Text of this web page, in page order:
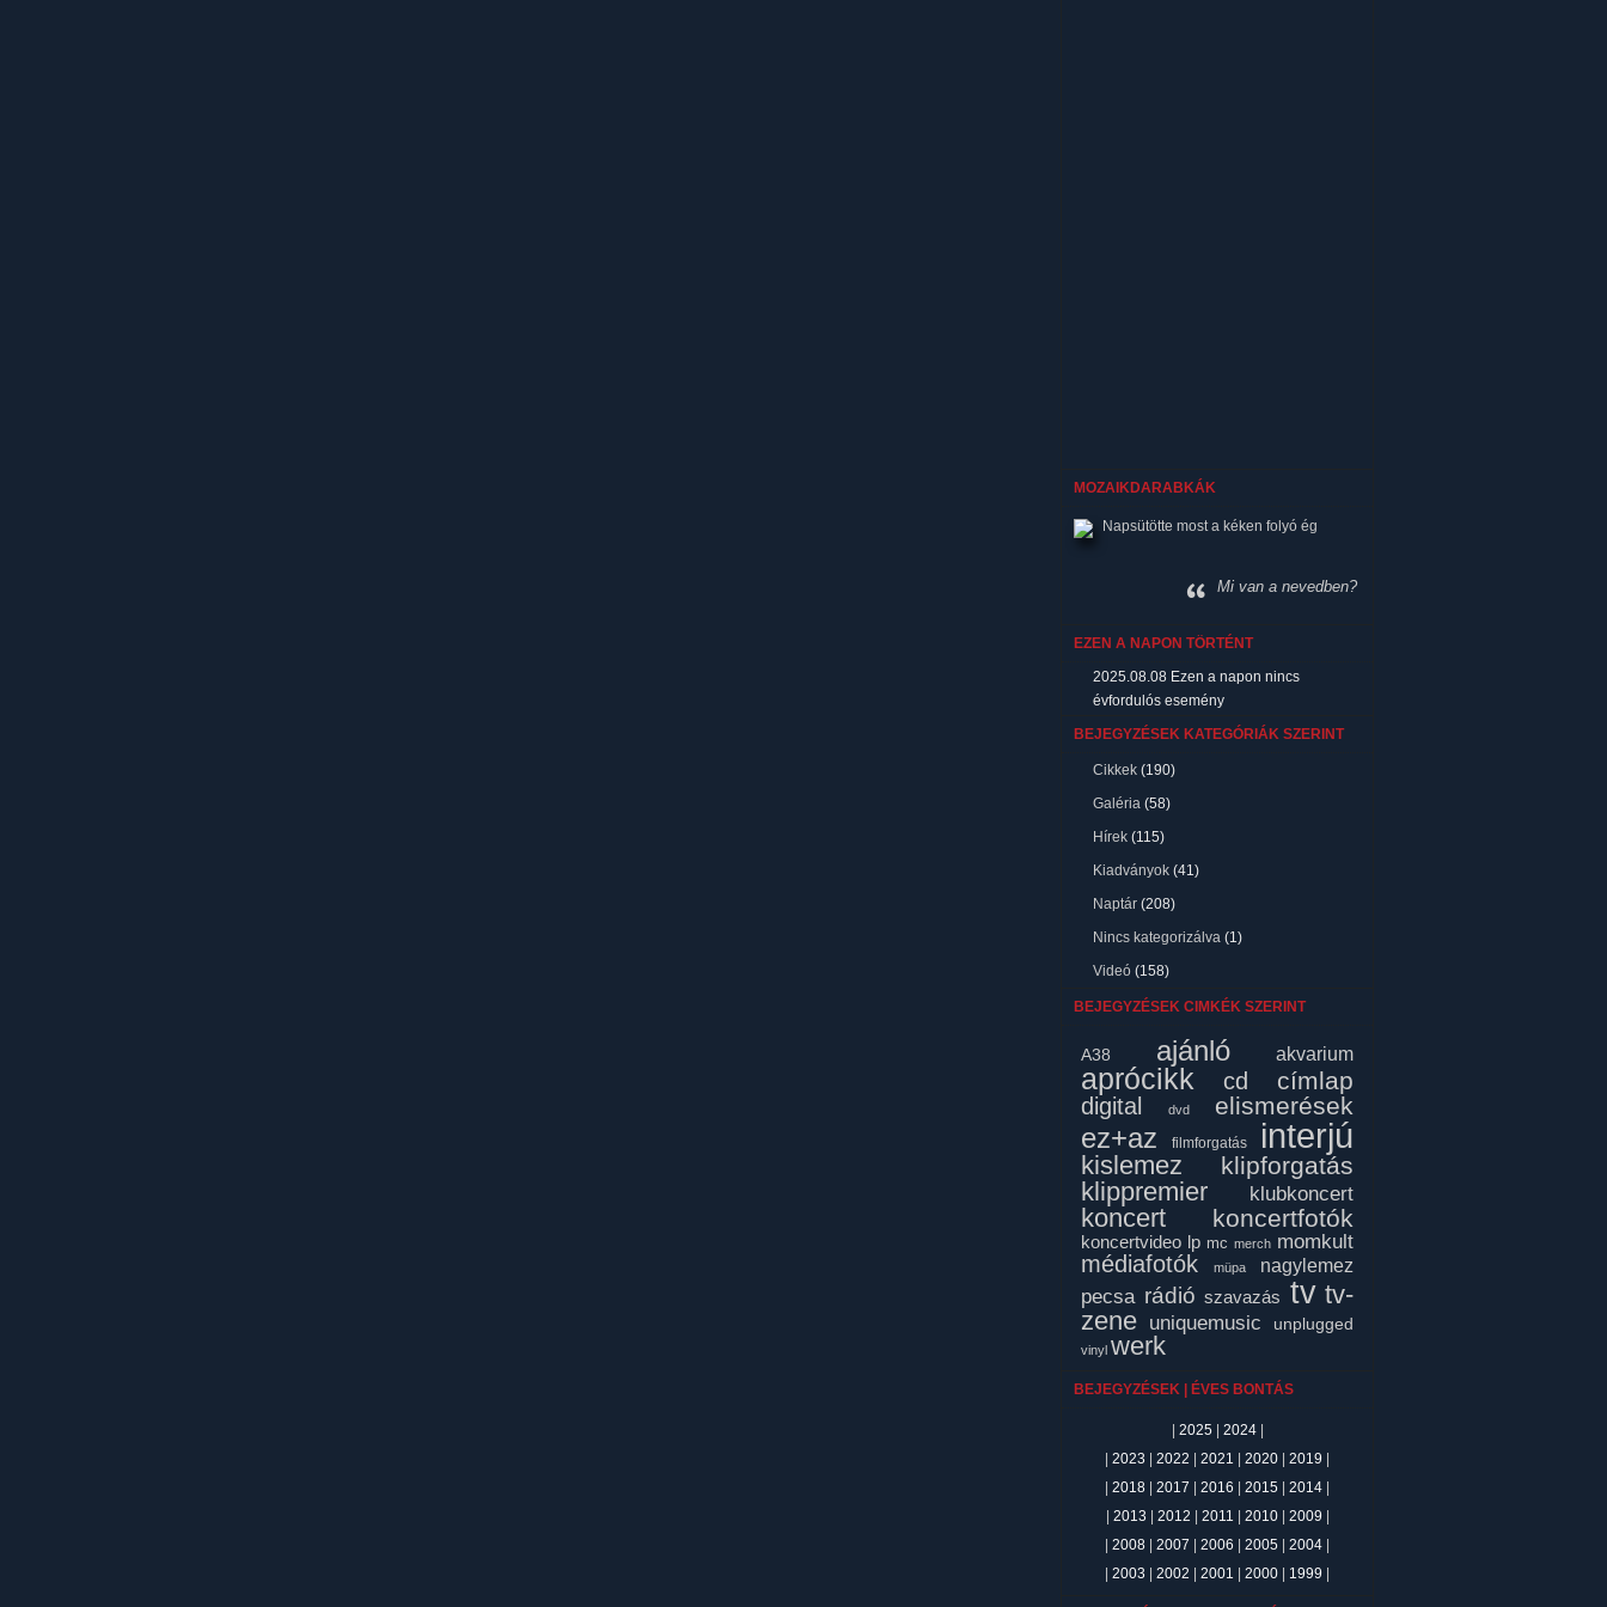
MOZAIKDARABKÁK
Napsütötte most a kéken folyó ég
Mi van a nevedben?
EZEN A NAPON TÖRTÉNT
2025.08.08 Ezen a napon nincs
évfordulós esemény
BEJEGYZÉSEK KATEGÓRIÁK SZERINT
Cikkek (190)
Galéria (58)
Hírek (115)
Kiadványok (41)
Naptár (208)
Nincs kategorizálva (1)
Videó (158)
BEJEGYZÉSEK CIMKÉK SZERINT
A38 ajánló akvarium
aprócikk cd címlap
digital dvd elismerések
ez+az filmforgatás interjú
kislemez klipforgatás
klippremier klubkoncert
koncert koncertfotók
koncertvideo lp mc merch momkult
médiafotók müpa nagylemez
pecsa rádió szavazás tv tv-
zene uniquemusic unplugged
vinyl werk
BEJEGYZÉSEK | ÉVES BONTÁS
2025| 2024|
2023 2022 2021 2020 2019
2018 2017 2016 2015 2014
2013 2012 2011 2010| 2009
2008 2007 2006 2005 2004
2003 2002 2001 2000 1999